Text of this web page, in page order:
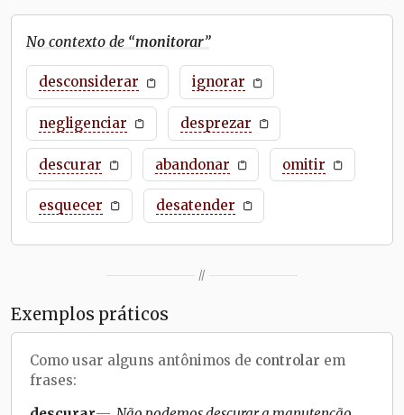
No contexto de “monitorar”
desconsiderar ignorar
negligenciar desprezar
descurar abandonar omitir
esquecer desatender
//
Exemplos práticos
Como usar alguns antônimos de controlar em
frases: